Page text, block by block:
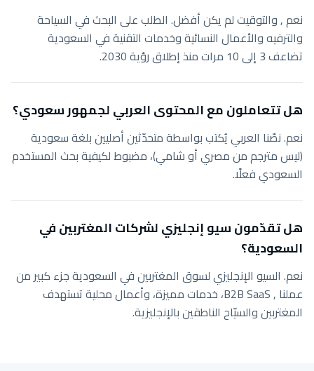
نعم , والتوقيت لم يكن أفضل. الطلب على البحث في السياحة
والترفيه والأعمال النسائية وخدمات التقنية في السعودية
تضاعف 3 إلى 10 مرات منذ إطلاق رؤية 2030.
هل تتعاملون مع المحتوى العربي لجمهور سعودي؟
نعم. نصّنا العربي يُكتب بواسطة متحدّثين أصليين بلغة سعودية
(ليس مترجم من مصري أو شامي)، مضبوط لكيفية بحث المستخدم
السعودي فعلًا.
هل تقدّمون سيو إنجليزي لشركات المغتربين في
السعودية؟
نعم. السيو الإنجليزي لسوق المغتربين في السعودية جزء كبير من
عملنا , B2B SaaS، خدمات مميزة، وأعمال محلية تستهدف
المغتربين والسيّاح الناطقين بالإنجليزية.